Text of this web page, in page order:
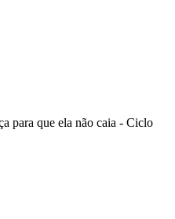
para que ela não caia - Ciclo